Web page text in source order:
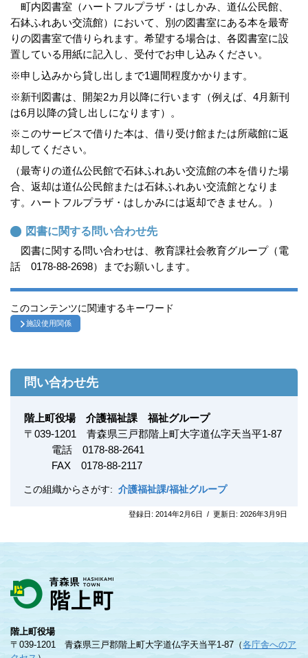
町内図書室（ハートフルプラザ・はしかみ、道仏公民館、
石鉢ふれあい交流館）において、別の図書室にある本を最寄
りの図書室で借りられます。希望する場合は、各図書室に設
置している用紙に記入し、受付でお申し込みください。
※申し込みから貸し出しまで1週間程度かかります。
※新刊図書は、開架2カ月以降に行います（例えば、4月新刊
は6月以降の貸し出しになります）。
※このサービスで借りた本は、借り受け館または所蔵館に返
却してください。
（最寄りの道仏公民館で石鉢ふれあい交流館の本を借りた場
合、返却は道仏公民館または石鉢ふれあい交流館となりま
す。ハートフルプラザ・はしかみには返却できません。）
図書に関する問い合わせ先
図書に関する問い合わせは、教育課社会教育グループ（電
話 0178-88-2698）までお願いします。
このコンテンツに関連するキーワード
施設使用関係
問い合わせ先
階上町役場 介護福祉課 福祉グループ
〒 039-1201
青森県三戸郡階上町大字道仏字天当平1-87
電話 0178-88-2641
FAX 0178-88-2117
この組織からさがす: 介護福祉課/福祉グループ
登録日: 2014年2月6日 / 更新日: 2026年3月9日
階上町役場
〒039-1201 青森県三戸郡階上町大字道仏字天当平1-87（各庁舎へのア